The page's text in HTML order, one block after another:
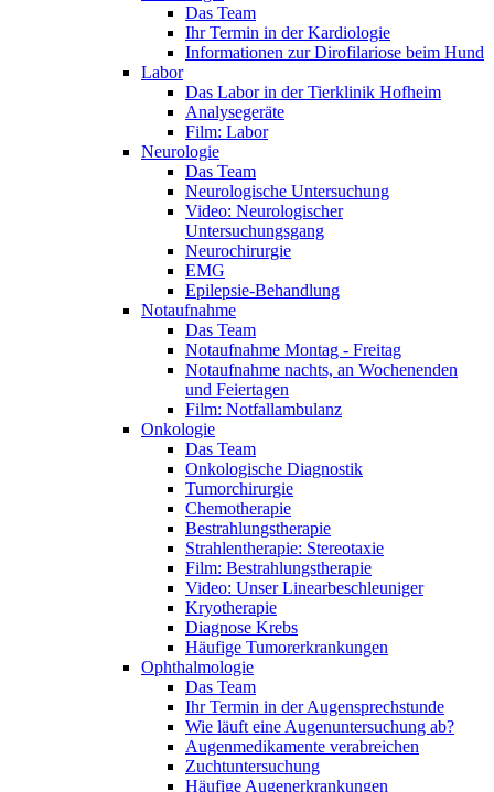
Das Team
Ihr Termin in der Kardiologie
Informationen zur Dirofilariose beim Hund
Labor
Das Labor in der Tierklinik Hofheim
Analysegeräte
Film: Labor
Neurologie
Das Team
Neurologische Untersuchung
Video: Neurologischer
Untersuchungsgang
Neurochirurgie
EMG
Epilepsie-Behandlung
Notaufnahme
Das Team
Notaufnahme Montag - Freitag
Notaufnahme nachts, an Wochenenden
und Feiertagen
Film: Notfallambulanz
Onkologie
Das Team
Onkologische Diagnostik
Tumorchirurgie
Chemotherapie
Bestrahlungstherapie
Strahlentherapie: Stereotaxie
Film: Bestrahlungstherapie
Video: Unser Linearbeschleuniger
Kryotherapie
Diagnose Krebs
Häufige Tumorerkrankungen
Ophthalmologie
Das Team
Ihr Termin in der Augensprechstunde
Wie läuft eine Augenuntersuchung ab?
Augenmedikamente verabreichen
Zuchtuntersuchung
Häufige Augenerkrankungen